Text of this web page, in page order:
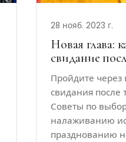
28 нояб. 2023 г.
Новая глава:
свидание
Пройдите через
свидания после
Советы по
налаживанию
празднованию